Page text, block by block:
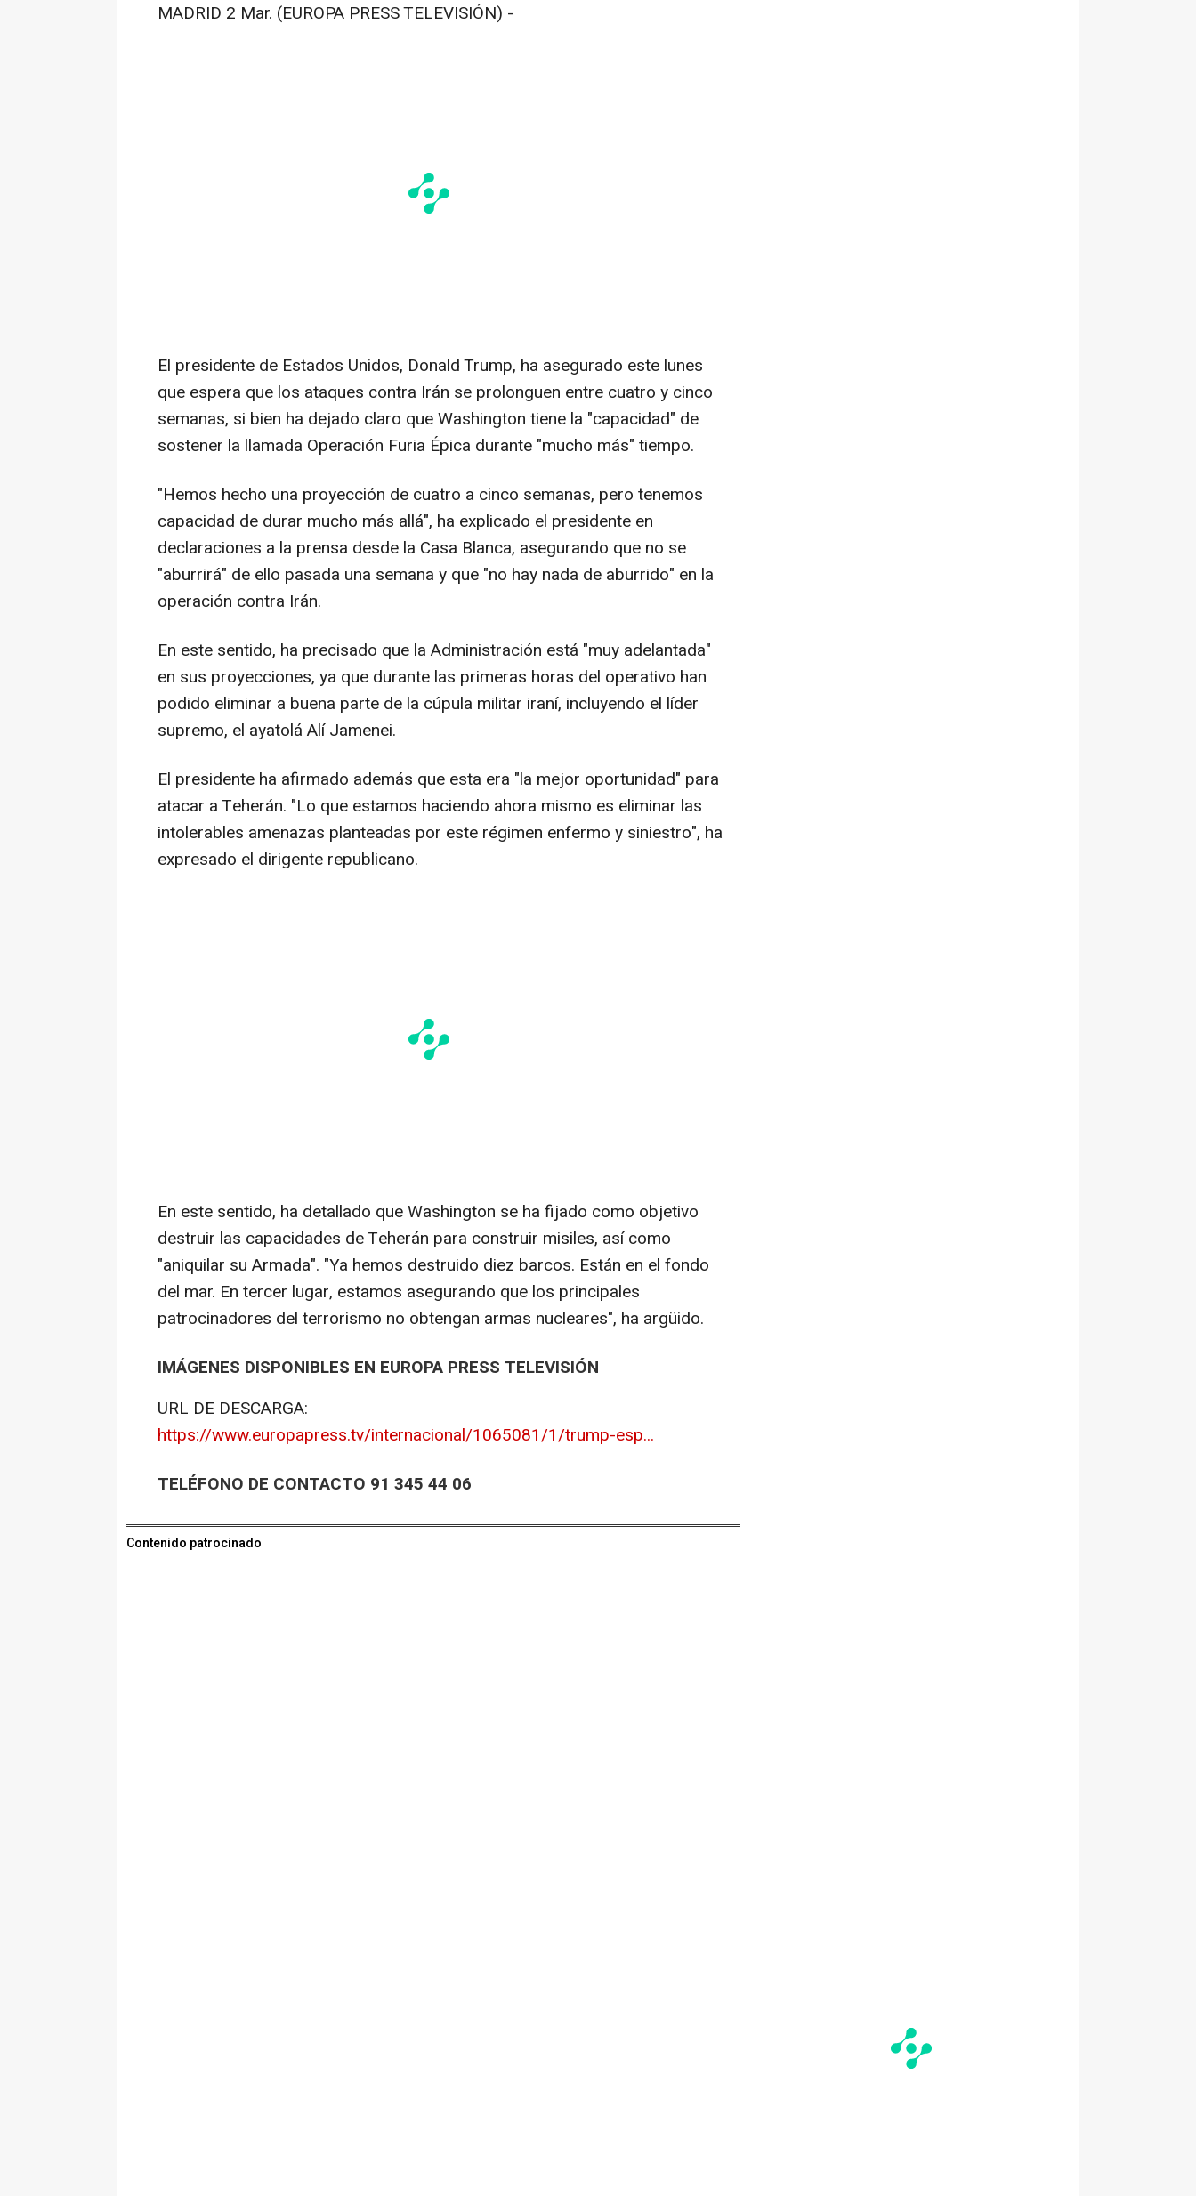
MADRID 2 Mar. (EUROPA PRESS TELEVISIÓN) -
El presidente de Estados Unidos, Donald Trump, ha asegurado este lunes
que espera que los ataques contra Irán se prolonguen entre cuatro y cinco
semanas, si bien ha dejado claro que Washington tiene la "capacidad" de
sostener la llamada Operación Furia Épica durante "mucho más" tiempo.
"Hemos hecho una proyección de cuatro a cinco semanas, pero tenemos
capacidad de durar mucho más allá", ha explicado el presidente en
declaraciones a la prensa desde la Casa Blanca, asegurando que no se
"aburrirá" de ello pasada una semana y que "no hay nada de aburrido" en la
operación contra Irán.
En este sentido, ha precisado que la Administración está "muy adelantada"
en sus proyecciones, ya que durante las primeras horas del operativo han
podido eliminar a buena parte de la cúpula militar iraní, incluyendo el líder
supremo, el ayatolá Alí Jamenei.
El presidente ha afirmado además que esta era "la mejor oportunidad" para
atacar a Teherán. "Lo que estamos haciendo ahora mismo es eliminar las
intolerables amenazas planteadas por este régimen enfermo y siniestro", ha
expresado el dirigente republicano.
En este sentido, ha detallado que Washington se ha fijado como objetivo
destruir las capacidades de Teherán para construir misiles, así como
"aniquilar su Armada". "Ya hemos destruido diez barcos. Están en el fondo
del mar. En tercer lugar, estamos asegurando que los principales
patrocinadores del terrorismo no obtengan armas nucleares", ha argüido.
IMÁGENES DISPONIBLES EN EUROPA PRESS TELEVISIÓN
URL DE DESCARGA:
https://www.europapress.tv/internacional/1065081/1/trump-esp...
TELÉFONO DE CONTACTO 91 345 44 06
Contenido patrocinado